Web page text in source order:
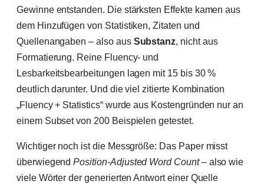
Gewinne entstanden. Die stärksten Effekte kamen aus
dem Hinzufügen von Statistiken, Zitaten und
Quellenangaben – also aus Substanz, nicht aus
Formatierung. Reine Fluency- und
Lesbarkeitsbearbeitungen lagen mit 15 bis 30 %
deutlich darunter. Und die viel zitierte Kombination
„Fluency + Statistics“ wurde aus Kostengründen nur an
einem Subset von 200 Beispielen getestet.
Wichtiger noch ist die Messgröße: Das Paper misst
überwiegendPosition-Adjusted Word Count– also wie
viele Wörter der generierten Antwort einer Quelle